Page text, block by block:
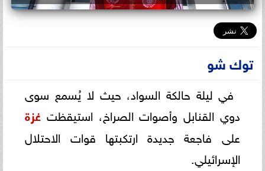
توك شو
في ليلة حالكة السواد، حيث لا يُسمع سوى
دوي القنابل وأصوات الصراخ، استيقظت غزة
على فاجعة جديدة ارتكبتها قوات الاحتلال
الإسرائيلي.